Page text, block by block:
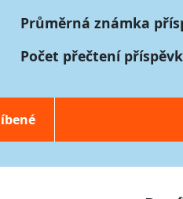
Průměrná známka
Počet přečtení